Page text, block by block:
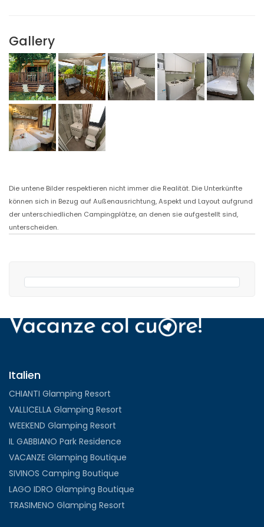
Gallery
Die untene Bilder respektieren nicht immer die Realität. Die Unterkünfte
können sich in Bezug auf Außenausrichtung, Aspekt und Layout aufgrund
der unterschiedlichen Campingplätze, an denen sie aufgestellt sind,
unterscheiden.
Italien
CHIANTI Glamping Resort
VALLICELLA Glamping Resort
WEEKEND Glamping Resort
IL GABBIANO Park Residence
VACANZE Glamping Boutique
SIVINOS Camping Boutique
LAGO IDRO Glamping Boutique
TRASIMENO Glamping Resort